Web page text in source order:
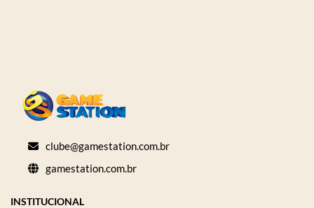
clube@gamestation.com.br
gamestation.com.br
INSTITUCIONAL